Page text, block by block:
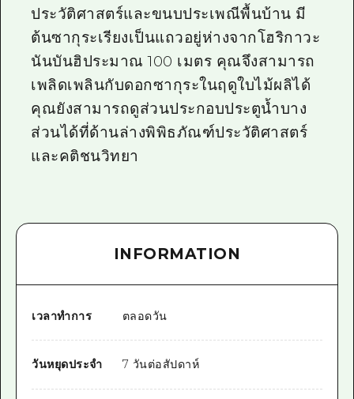
ประวัติศาสตร์และขนบประเพณีพื้นบ้าน มี
ต้นซากุระเรียงเป็นแถวอยู่ห่างจากโฮริกาวะ
นันบันฮิประมาณ 100 เมตร คุณจึงสามารถ
เพลิดเพลินกับดอกซากุระในฤดูใบไม้ผลิได้
คุณยังสามารถดูส่วนประกอบประตูน้ำบาง
ส่วนได้ที่ด้านล่างพิพิธภัณฑ์ประวัติศาสตร์
และคติชนวิทยา
INFORMATION
เวลาทำการ ตลอดวัน
วันหยุดประจำ 7 วันต่อสัปดาห์